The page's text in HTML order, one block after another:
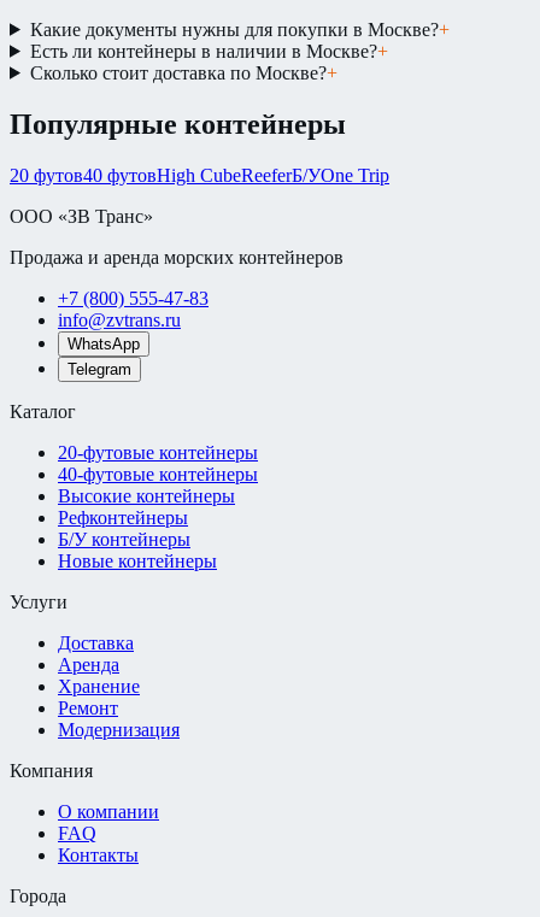
Какие документы нужны для покупки в Москве?+
Есть ли контейнеры в наличии в Москве?+
Сколько стоит доставка по Москве?+
Популярные контейнеры
20 футов40 футовHigh CubeReeferБ/УOne Trip
ООО «ЗВ Транс»
Продажа и аренда морских контейнеров
+7 (800) 555-47-83
info@zvtrans.ru
WhatsApp
Telegram
Каталог
20-футовые контейнеры
40-футовые контейнеры
Высокие контейнеры
Рефконтейнеры
Б/У контейнеры
Новые контейнеры
Услуги
Доставка
Аренда
Хранение
Ремонт
Модернизация
Компания
О компании
FAQ
Контакты
Города